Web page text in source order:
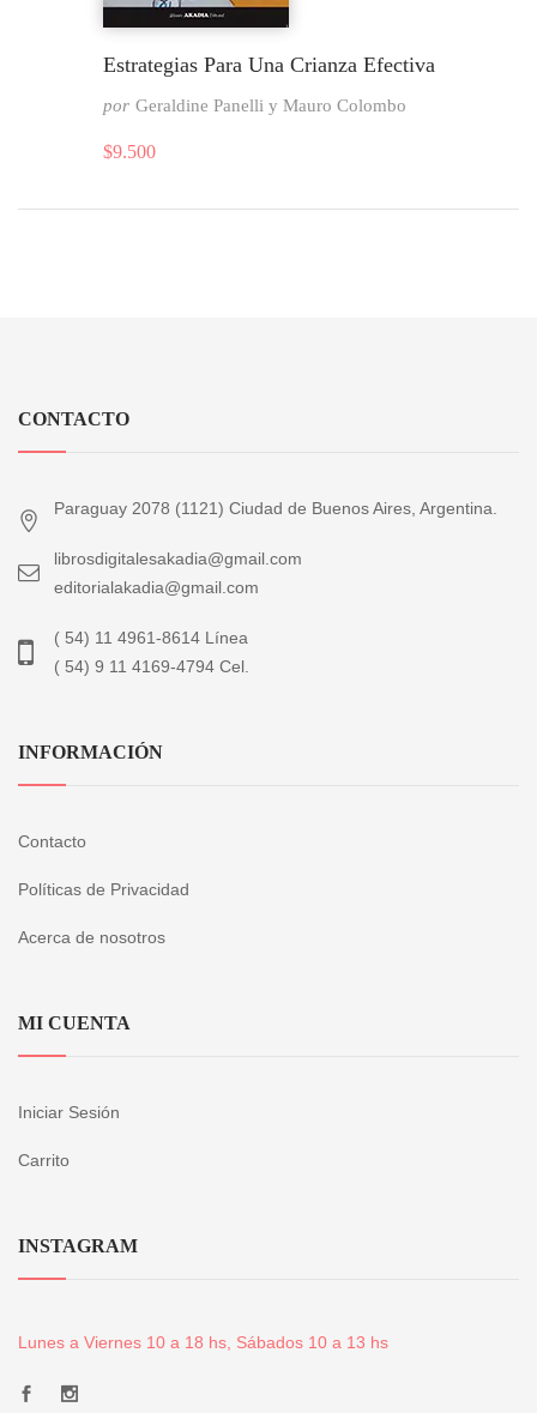
Estrategias Para Una Crianza Efectiva
por Geraldine Panelli y Mauro Colombo
$9.500
CONTACTO
Paraguay 2078 (1121) Ciudad de Buenos Aires, Argentina.
librosdigitalesakadia@gmail.com
editorialakadia@gmail.com
( 54) 11 4961-8614 Línea
( 54) 9 11 4169-4794 Cel.
INFORMACIÓN
Contacto
Políticas de Privacidad
Acerca de nosotros
MI CUENTA
Iniciar Sesión
Carrito
INSTAGRAM
Lunes a Viernes 10 a 18 hs, Sábados 10 a 13 hs